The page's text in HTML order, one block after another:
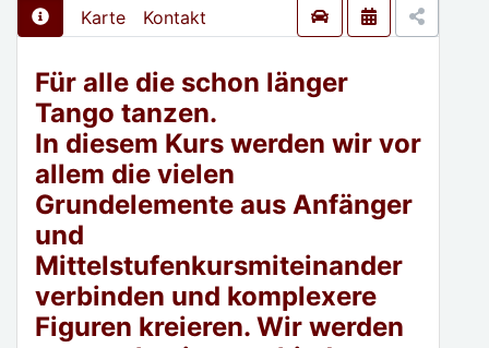
Karte Kontakt
Für alle die schon länger
Tango tanzen.
In diesem Kurs werden wir vor
allem die vielen
Grundelemente aus Anfänger
und
Mittelstufenkursmiteinander
verbinden und komplexere
Figuren kreieren. Wir werden